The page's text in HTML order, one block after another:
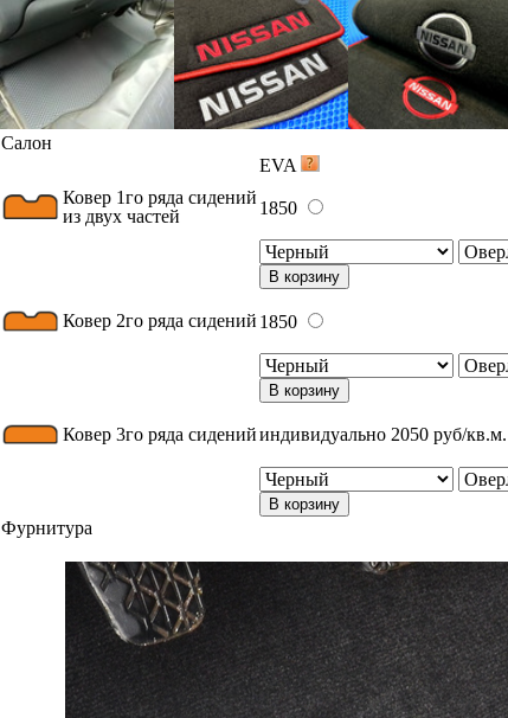
Салон
EVA
Ковер 1го ряда сидений
из двух частей
1850
В корзину
Ковер 2го ряда сидений 1850
В корзину
Ковер 3го ряда сиденийиндивидуально 2050 руб/кв.м.
В корзину
Фурнитура